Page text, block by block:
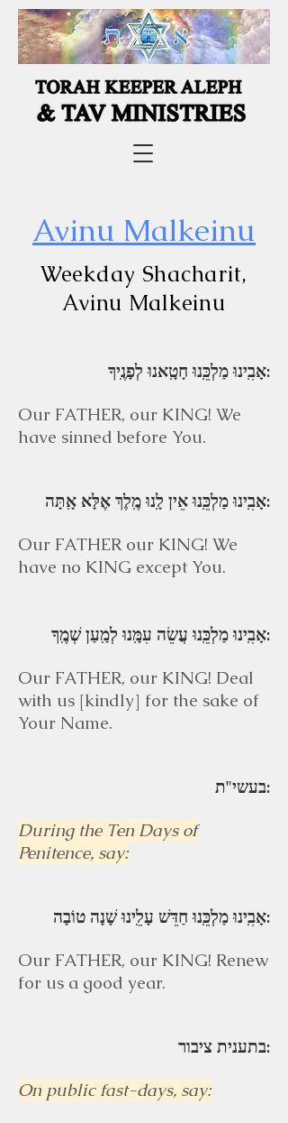
Avinu Malkeinu
Weekday Shacharit,
Avinu Malkeinu
אָבִֽינוּ מַלְכֵּֽנוּ חָטָֽאנוּ לְפָנֶֽיךָ:
Our FATHER, our KING! We
have sinned before You.
אָבִֽינוּ מַלְכֵּֽנוּ אֵין לָֽנוּ מֶֽלֶךְ אֶלָּא אָֽתָּה:
Our FATHER our KING! We
have no KING except You.
אָבִֽינוּ מַלְכֵּֽנוּ עֲשֵׂה עִמָּֽנוּ לְמַֽעַן שְׁמֶֽךָ:
Our FATHER, our KING! Deal
with us [kindly] for the sake of
Your Name.
בעשי"ת:
During the Ten Days of
Penitence, say:
אָבִֽינוּ מַלְכֵּֽנוּ חַדֵּשׁ עָלֵֽינוּ שָׁנָה טוֹבָה:
Our FATHER, our KING! Renew
for us a good year.
בתענית ציבור:
On public fast-days, say: